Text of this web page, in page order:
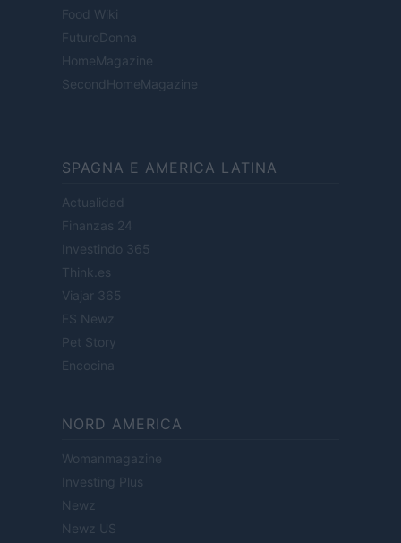
Food Wiki
FuturoDonna
HomeMagazine
SecondHomeMagazine
SPAGNA E AMERICA LATINA
Actualidad
Finanzas 24
Investindo 365
Think.es
Viajar 365
ES Newz
Pet Story
Encocina
NORD AMERICA
Womanmagazine
Investing Plus
Newz
Newz US